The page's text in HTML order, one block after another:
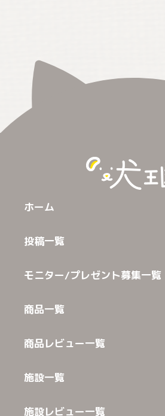
ホーム
投稿一覧
モニター/プレゼント募集一覧
商品一覧
商品レビュー一覧
施設一覧
施設レビュー一覧